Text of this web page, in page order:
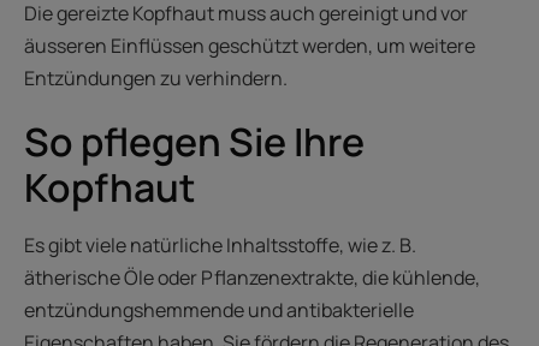
Die gereizte Kopfhaut muss auch gereinigt und vor
äusseren Einflüssen geschützt werden, um weitere
Entzündungen zu verhindern.
So pflegen Sie Ihre
Kopfhaut
Es gibt viele natürliche Inhaltsstoffe, wie z. B.
ätherische Öle oder Pflanzenextrakte, die kühlende,
entzündungshemmende und antibakterielle